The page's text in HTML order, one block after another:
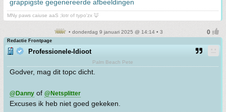
grappigste gegenereerde afbeeldingen
MNy paws caiuse aaS ;lotr of typo'zx 🦊
• donderdag 9 januari 2025 @ 14:14 • 3
Redactie Frontpage
Professionele-Idioot
Palm Beach Pete
Godver, mag dit topc dicht.
@Danny of @Netsplitter
Excuses ik heb niet goed gekeken.